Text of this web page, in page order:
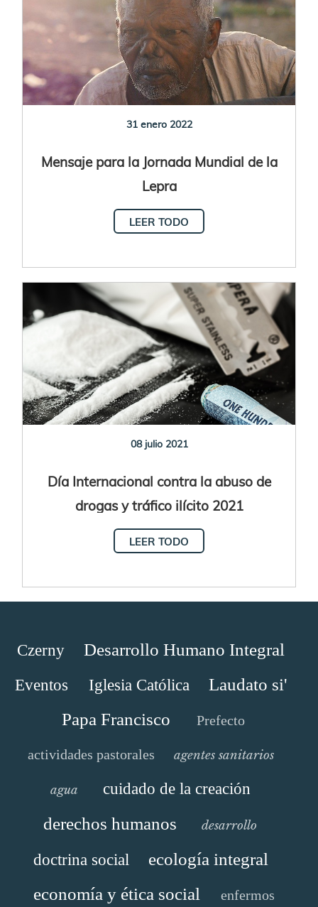
31 enero 2022
Mensaje para la Jornada Mundial de la
Lepra
LEER TODO
08 julio 2021
Día Internacional contra la abuso de
drogas y tráfico ilícito 2021
LEER TODO
Czerny Desarrollo Humano Integral
Eventos Iglesia Católica
Laudato si'
Papa Francisco
Prefecto
actividades pastorales agentes sanitarios
agua cuidado de la creación
derechos humanos desarrollo
doctrina social
ecología integral
economía y ética social
enfermos